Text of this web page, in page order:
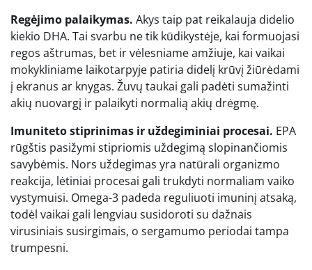
Regėjimo palaikymas. Akys taip pat reikalauja didelio
kiekio DHA. Tai svarbu ne tik kūdikystėje, kai formuojasi
regos aštrumas, bet ir vėlesniame amžiuje, kai vaikai
mokykliniame laikotarpyje patiria didelį krūvį žiūrėdami
į ekranus ar knygas. Žuvų taukai gali padėti sumažinti
akių nuovargį ir palaikyti normalią akių drėgmę.
Imuniteto stiprinimas ir uždegiminiai procesai. EPA
rūgštis pasižymi stipriomis uždegimą slopinančiomis
savybėmis. Nors uždegimas yra natūrali organizmo
reakcija, lėtiniai procesai gali trukdyti normaliam vaiko
vystymuisi. Omega-3 padeda reguliuoti imuninį atsaką,
todėl vaikai gali lengviau susidoroti su dažnais
virusiniais susirgimais, o sergamumo periodai tampa
trumpesni.